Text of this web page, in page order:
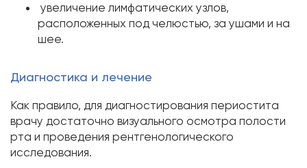
увеличение лимфатических узлов,
расположенных под челюстью, за ушами и на
шее.
Диагностика и лечение
Как правило, для диагностирования периостита
врачу достаточно визуального осмотра полости
рта и проведения рентгенологического
исследования.